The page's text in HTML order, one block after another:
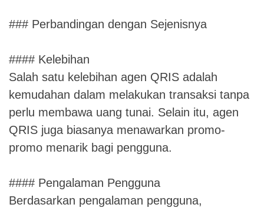
### Perbandingan dengan Sejenisnya
#### Kelebihan
Salah satu kelebihan agen QRIS adalah
kemudahan dalam melakukan transaksi tanpa
perlu membawa uang tunai. Selain itu, agen
QRIS juga biasanya menawarkan promo-
promo menarik bagi pengguna.
#### Pengalaman Pengguna
Berdasarkan pengalaman pengguna,